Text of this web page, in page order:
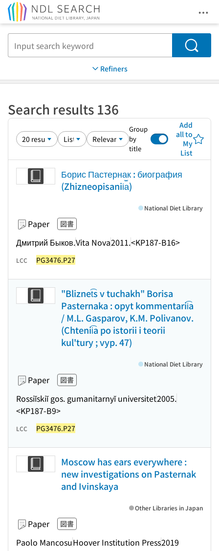
Search
Refiners
Search results 136
Group
by
title
Add
all to
My
List
Борис Пастернак : биография
(Zhizneopisanii︠a︡)
Paper 図書
Дмитрий Быков.Vita Nova2011.<KP187-B16>
National Diet Library
LCC PG3476.P27
"Bliznet͡s v tuchakh" Borisa
Pasternaka : opyt kommentarii͡a
/ M.L. Gasparov, K.M. Polivanov.
(Chtenii͡a po istorii i teorii
kul'tury ; vyp. 47)
Paper 図書
Rossiĭskiĭ gos. gumanitarnyĭ universitet2005.
<KP187-B9>
National Diet Library
LCC PG3476.P27
Moscow has ears everywhere :
new investigations on Pasternak
and Ivinskaya
Paper 図書
Paolo MancosuHoover Institution Press2019
Other Libraries in Japan